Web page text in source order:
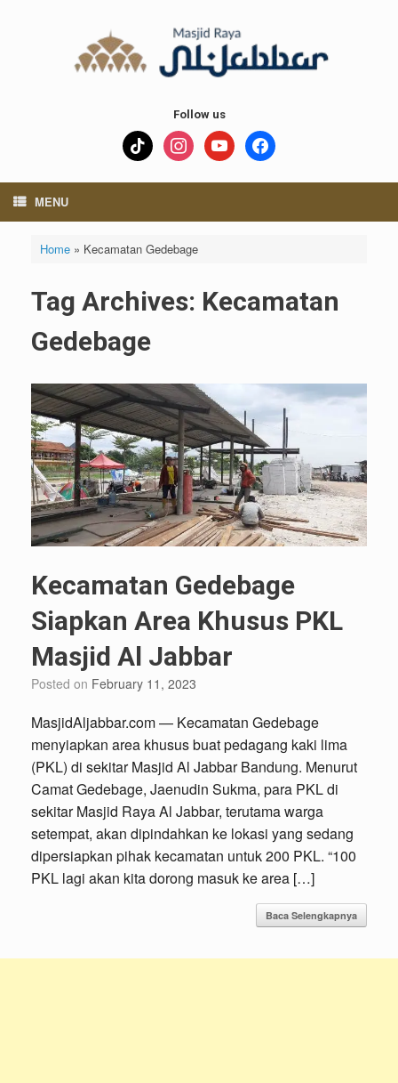
Follow us
tiktok instagramyoutube facebook
MENU
Home» Kecamatan Gedebage
Tag Archives: Kecamatan
Gedebage
Kecamatan Gedebage
Siapkan Area Khusus PKL
Masjid Al Jabbar
Posted on February 11, 2023
MasjidAljabbar.com — Kecamatan Gedebage
menyiapkan area khusus buat pedagang kaki lima
(PKL) di sekitar Masjid Al Jabbar Bandung. Menurut
Camat Gedebage, Jaenudin Sukma, para PKL di
sekitar Masjid Raya Al Jabbar, terutama warga
setempat, akan dipindahkan ke lokasi yang sedang
dipersiapkan pihak kecamatan untuk 200 PKL. “100
PKL lagi akan kita dorong masuk ke area […]
Baca Selengkapnya